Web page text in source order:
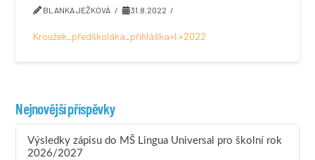
BLANKA JEŽKOVÁ 31.8.2022
Kroužek_předškoláka_přihláška+I.+2022
Nejnovější příspěvky
Výsledky zápisu do MŠ Lingua Universal pro školní rok
2026/2027